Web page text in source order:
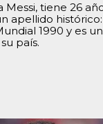
Messi, tiene 26
apellido
1990 y es
país.